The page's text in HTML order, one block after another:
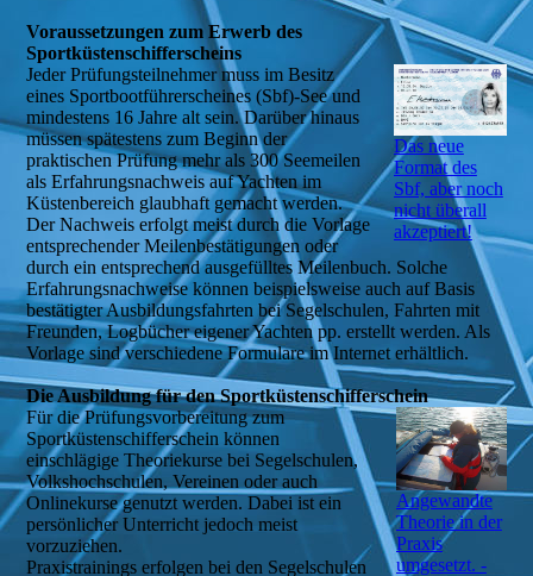
Voraussetzungen zum Erwerb des
Sportküstenschifferscheins
Das neue
Format des
Sbf, aber noch
nicht überall
akzeptiert!
Jeder Prüfungsteilnehmer muss im Besitz
eines Sportbootführerscheines (Sbf)-See und
mindestens 16 Jahre alt sein. Darüber hinaus
müssen spätestens zum Beginn der
praktischen Prüfung mehr als 300 Seemeilen
als Erfahrungsnachweis auf Yachten im
Küstenbereich glaubhaft gemacht werden.
Der Nachweis erfolgt meist durch die Vorlage
entsprechender Meilenbestätigungen oder
durch ein entsprechend ausgefülltes Meilenbuch. Solche
Erfahrungsnachweise können beispielsweise auch auf Basis
bestätigter Ausbildungsfahrten bei Segelschulen, Fahrten mit
Freunden, Logbücher eigener Yachten pp. erstellt werden. Als
Vorlage sind verschiedene Formulare im Internet erhältlich.
Die Ausbildung für den Sportküstenschifferschein
Angewandte
Theorie in der
Praxis
umgesetzt. -
Für die Prüfungsvorbereitung zum
Sportküstenschifferschein können
einschlägige Theoriekurse bei Segelschulen,
Volkshochschulen, Vereinen oder auch
Onlinekurse genutzt werden. Dabei ist ein
persönlicher Unterricht jedoch meist
vorzuziehen.
Praxistrainings erfolgen bei den Segelschulen